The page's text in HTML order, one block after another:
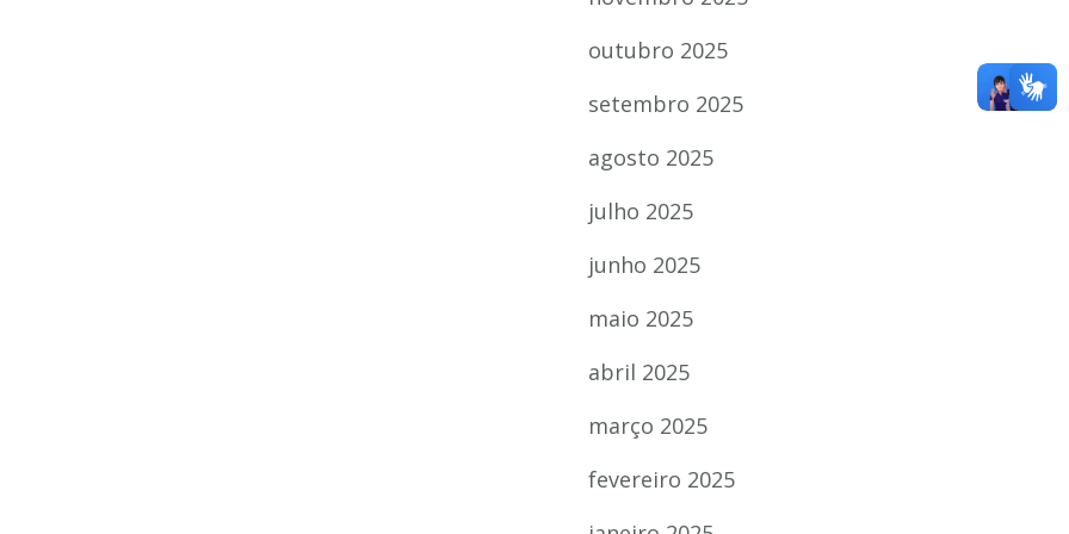
outubro 2025
setembro 2025
agosto 2025
julho 2025
junho 2025
maio 2025
abril 2025
março 2025
fevereiro 2025